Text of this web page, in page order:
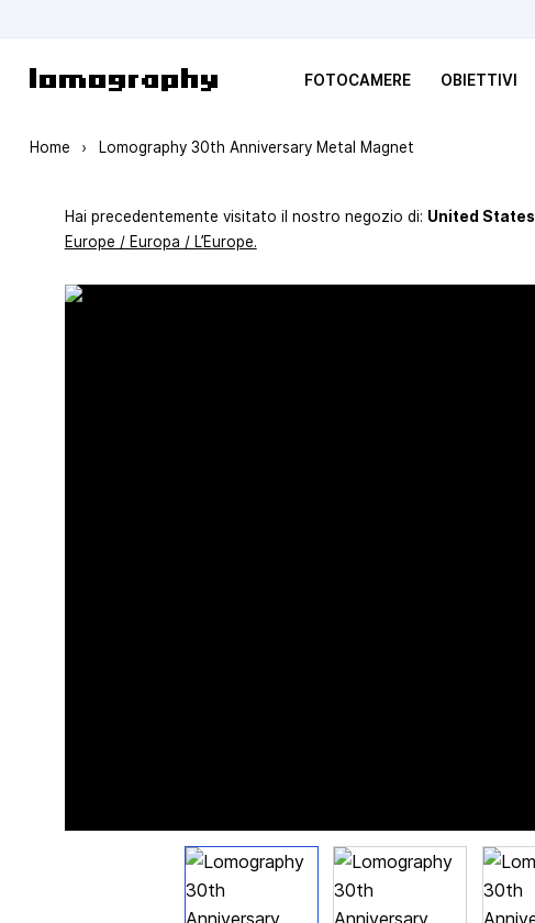
FOTOCAMERE OBIETTIVI
Home › Lomography 30th Anniversary Metal Magnet
Hai precedentemente visitato il nostro negozio di: United States
Europe / Europa / L’Europe.